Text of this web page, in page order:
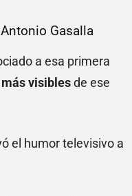
Gasalla
a esa primera
visiblesde ese
el humor televisivo a